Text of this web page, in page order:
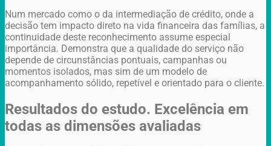
Num mercado como o da intermediação de crédito, onde a
decisão tem impacto direto na vida financeira das famílias, a
continuidade deste reconhecimento assume especial
importância. Demonstra que a qualidade do serviço não
depende de circunstâncias pontuais, campanhas ou
momentos isolados, mas sim de um modelo de
acompanhamento sólido, repetível e orientado para o cliente.
Resultados do estudo. Excelência em
todas as dimensões avaliadas